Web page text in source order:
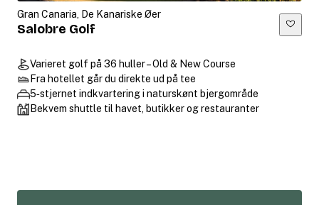
Gran Canaria, De Kanariske Øer
Salobre Golf
Varieret golf på 36 huller – Old & New Course
Fra hotellet går du direkte ud på tee
5‑stjernet indkvartering i naturskønt bjergområde
Bekvem shuttle til havet, butikker og restauranter